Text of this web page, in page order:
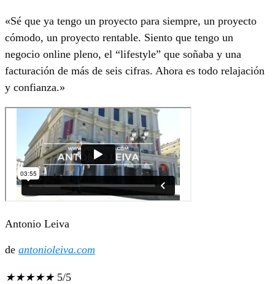
«Sé que ya tengo un proyecto para siempre, un proyecto
cómodo, un proyecto rentable. Siento que tengo un
negocio online pleno, el “lifestyle” que soñaba y una
facturación de más de seis cifras. Ahora es todo relajación
y confianza.»
Antonio Leiva
de antonioleiva.com
★★★★★ 5/5